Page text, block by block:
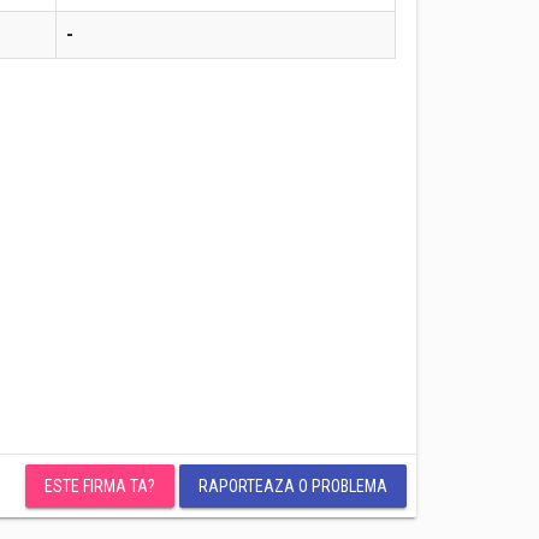
-
ESTE FIRMA TA? RAPORTEAZA O PROBLEMA